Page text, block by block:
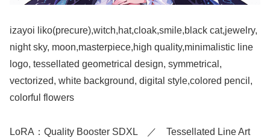
izayoi liko(precure),witch,hat,cloak,smile,black cat,jewelry,
night sky, moon,masterpiece,high quality,minimalistic line
logo, tessellated geometrical design, symmetrical,
vectorized, white background, digital style,colored pencil,
colorful flowers
LoRA：Quality Booster SDXL ／ Tessellated Line Art